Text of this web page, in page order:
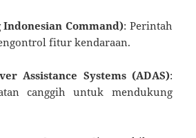
Command): Perintah
fitur kendaraan.
Assistance Systems (ADAS):
canggih untuk mendukung